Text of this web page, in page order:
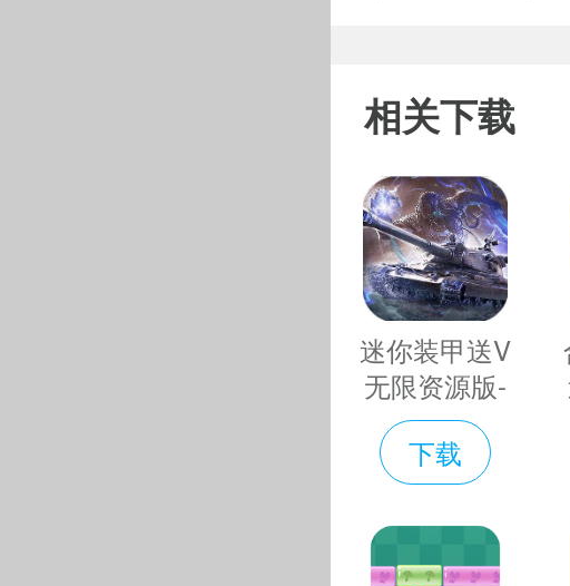
武器装备，消灭
喜欢的小伙伴可
对战的方式是使
汽油弹、火箭
海盗船、恐龙化
行打击，分辨
武器狠狠地朝敌
解版无限钻
石金币免费
v11.0.31.5077
游戏破解版
相关下载
迷你装甲送V
无限资源版-
迷你装甲海量
金币资源版免
费下载v2.0.0
无限资源版
下载